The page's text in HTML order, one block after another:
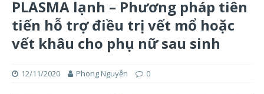
PLASMA lạnh – Phương pháp tiên
tiến hỗ trợ điều trị vết mổ hoặc
vết khâu cho phụ nữ sau sinh
12/11/2020 Phong Nguyễn 0